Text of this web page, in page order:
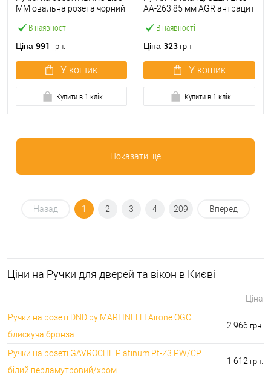
В наявності
MM овальна розета чорний
Ціна 991 грн.
У кошик
Купити в 1 клік
В наявності
AA-263 85 мм AGR антрацит
Ціна 323 грн.
У кошик
Купити в 1 клік
Показати ще
Назад 1 2 3 4 209 Вперед
Ціни на Ручки для дверей та вікон в Києві
Ціна
Ручки на розеті DND by MARTINELLI Aironе OGC
блискуча бронза
2 966 грн.
Ручки на розеті GAVROCHE Platinum Pt-Z3 PW/CP
білий перламутровий/хром
1 612 грн.